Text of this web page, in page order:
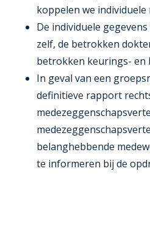
koppelen we
De individuele
zelf, de betrokken
betrokken keurings- en
In geval van een
definitieve rapport
belanghebbende
te informeren bij de